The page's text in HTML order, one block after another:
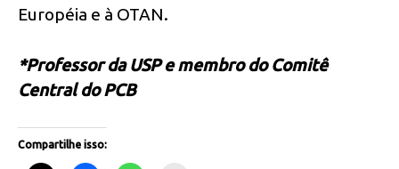
Européia e à OTAN.
*Professor da USP e membro do Comitê
Central do PCB
Compartilhe isso: